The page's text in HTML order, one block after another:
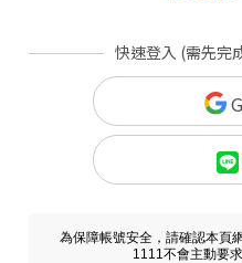
快速登入 (需先完
為保障帳號安全，請確認本頁
1111不會主動要